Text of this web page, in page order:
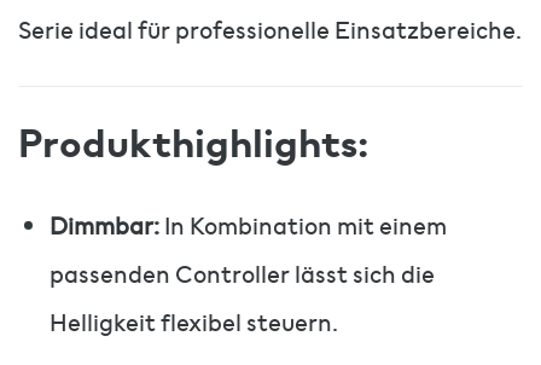
Serie ideal für professionelle Einsatzbereiche.
Produkthighlights:
Dimmbar:In Kombination mit einem
passenden Controller lässt sich die
Helligkeit flexibel steuern.